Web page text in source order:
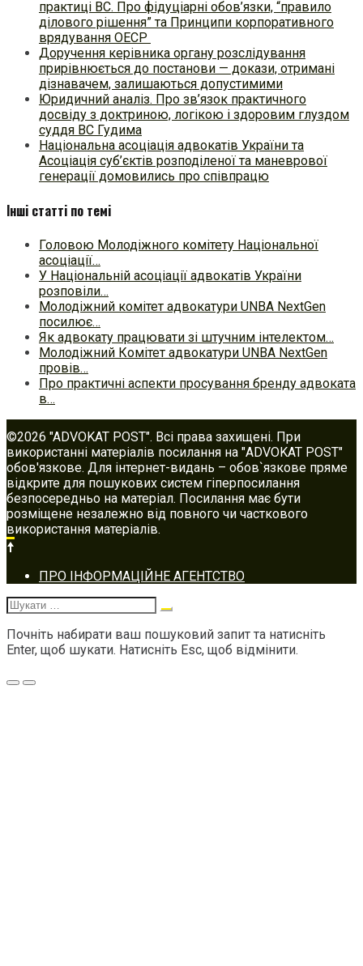
практиці ВC. Про фідуціарні обов’язки, “правило
ділового рішення” та Принципи корпоративного
врядування ОЕСР
Доручення керівника органу розслідування
прирівнюється до постанови — докази, отримані
дізнавачем, залишаються допустимими
Юридичний аналіз. Про зв’язок практичного
досвіду з доктриною, логікою і здоровим глуздом
суддя ВС Гудима
Національна асоціація адвокатів України та
Асоціація суб’єктів розподіленої та маневрової
генерації домовились про співпрацю
Інші статті по темі
Головою Молодіжного комітету Національної
асоціації…
У Національній асоціації адвокатів України
розповіли…
Молодіжний комітет адвокатури UNBA NextGen
посилює…
Як адвокату працювати зі штучним інтелектом…
Молодіжний Комітет адвокатури UNBA NextGen
провів…
Про практичні аспекти просування бренду адвоката
в…
©2026 "ADVOKAT POST". Всі права захищені. При
використанні матеріалів посилання на "ADVOKAT POST"
обов'язкове. Для інтернет-видань – обов`язкове пряме
відкрите для пошукових систем гіперпосилання
безпосередньо на матеріал. Посилання має бути
розміщене незалежно від повного чи часткового
використання матеріалів.
Footer
navigation
ПРО ІНФОРМАЦІЙНЕ АГЕНТСТВО
Шукати:
Почніть набирати ваш пошуковий запит та натисніть
Enter, щоб шукати. Натисніть Esc, щоб відмінити.
Меню